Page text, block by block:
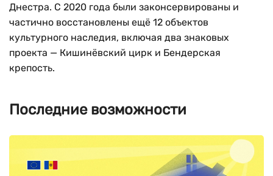
Днестра. С 2020 года были законсервированы и
частично восстановлены ещё 12 объектов
культурного наследия, включая два знаковых
проекта — Кишинёвский цирк и Бендерская
крепость.
Последние возможности